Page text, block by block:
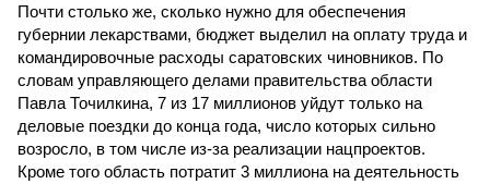
Почти столько же, сколько нужно для обеспечения
губернии лекарствами, бюджет выделил на оплату труда и
командировочные расходы саратовских чиновников. По
словам управляющего делами правительства области
Павла Точилкина, 7 из 17 миллионов уйдут только на
деловые поездки до конца года, число которых сильно
возросло, в том числе из-за реализации нацпроектов.
Кроме того область потратит 3 миллиона на деятельность